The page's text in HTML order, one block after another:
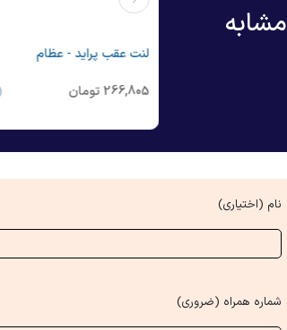
مشابه
لنت عقب پراید - عظام
266,805 تومان
نام (اختیاری)
شماره همراه (ضروری)